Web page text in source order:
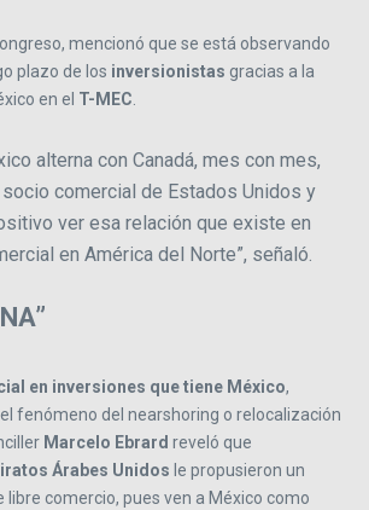
mencionó que se está observando
plazo de los inversionistas gracias a la
en el T-MEC.
alterna con Canadá, mes con mes,
comercial de Estados Unidos y
ver esa relación que existe en
en América del Norte”, señaló.
en inversiones que tiene México,
fenómeno del nearshoring o relocalización
Marcelo Ebrard reveló que
Árabes Unidos le propusieron un
libre comercio, pues ven a México como